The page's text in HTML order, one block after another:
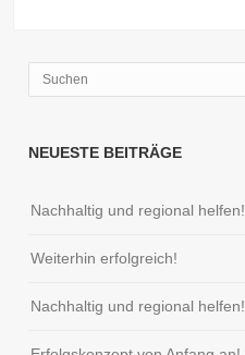
NEUESTE BEITRÄGE
Nachhaltig und regional helfen!
Weiterhin erfolgreich!
Nachhaltig und regional helfen!